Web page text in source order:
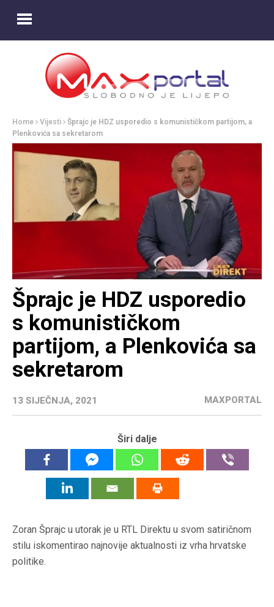
Home Vijesti
Šprajc je HDZ usporedio s komunističkom partijom, a
Plenkovića sa sekretarom
Šprajc je HDZ usporedio
s komunističkom
partijom, a Plenkovića sa
sekretarom
13 SIJEČNJA, 2021 MAXPORTAL
Širi dalje
Zoran Šprajc u utorak je u RTL Direktu u svom satiričnom
stilu iskomentirao najnovije aktualnosti iz vrha hrvatske
politike.